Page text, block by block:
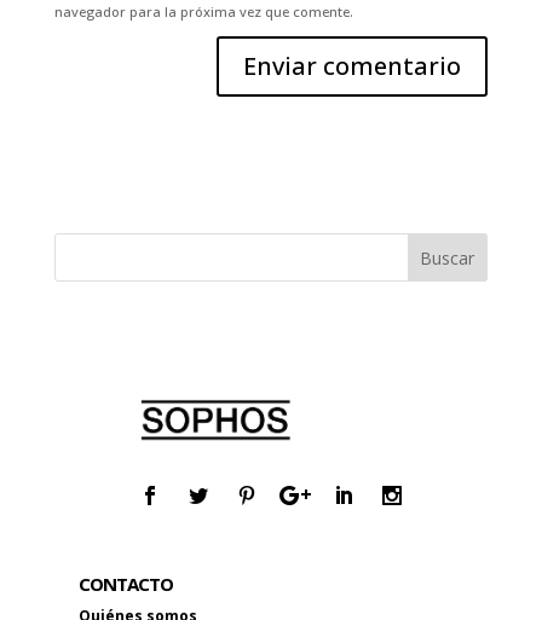
navegador para la próxima vez que comente.
CONTACTO
Quiénes somos